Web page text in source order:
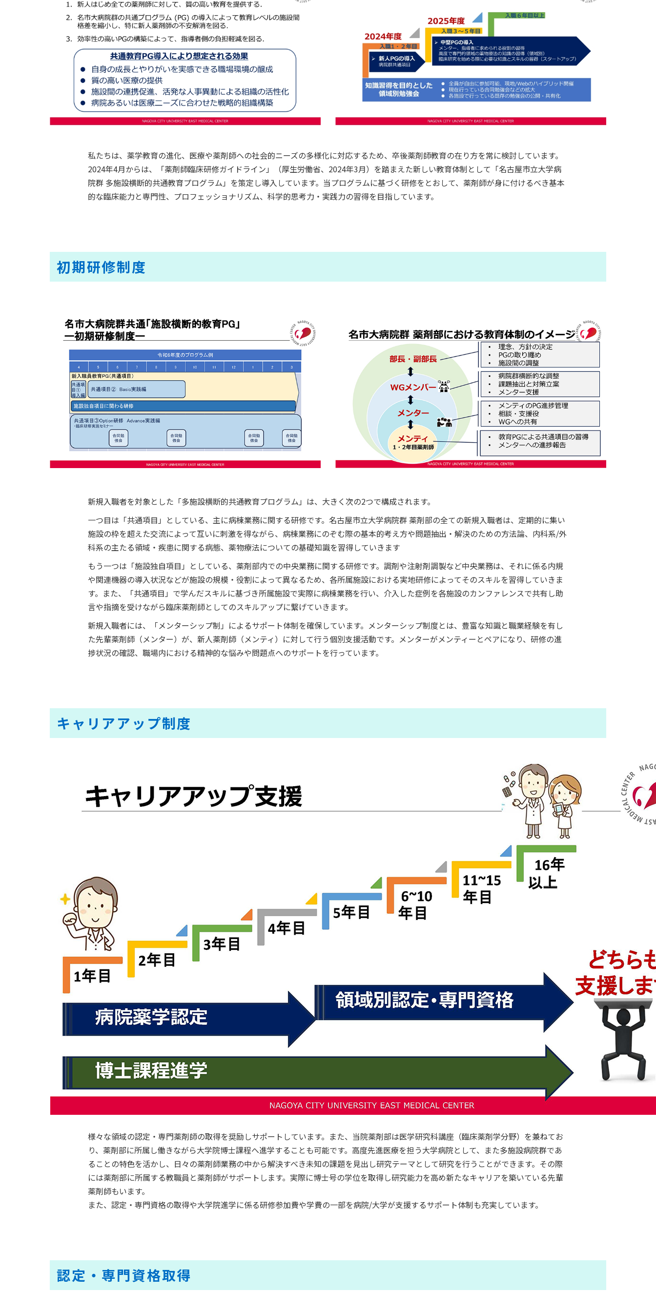
私たちは、薬学教育の進化、医療や薬剤師への社会的ニーズの多様化に対応するため、卒後薬剤師教育の在り方を常に検討しています。
2024年4月からは、「薬剤師臨床研修ガイドライン」（厚生労働省、2024年3月）を踏まえた新しい教育体制として「名古屋市立大学病
院群 多施設横断的共通教育プログラム」を策定し導入しています。当プログラムに基づく研修をとおして、薬剤師が身に付けるべき基本
的な臨床能力と専門性、プロフェッショナリズム、科学的思考力・実践力の習得を目指しています。
初期研修制度
新規入職者を対象とした「多施設横断的共通教育プログラム」は、大きく次の2つで構成されます。
一つ目は「共通項目」としている、主に病棟業務に関する研修です。名古屋市立大学病院群 薬剤部の全ての新規入職者は、定期的に集い
施設の枠を超えた交流によって互いに刺激を得ながら、病棟業務にのぞむ際の基本的考え方や問題抽出・解決のための方法論、内科系/外
科系の主たる領域・疾患に関する病態、薬物療法についての基礎知識を習得していきます
もう一つは「施設独自項目」としている、薬剤部内での中央業務に関する研修です。調剤や注射剤調製など中央業務は、それに係る内規
や関連機器の導入状況などが施設の規模・役割によって異なるため、各所属施設における実地研修によってそのスキルを習得していきま
す。また、「共通項目」で学んだスキルに基づき所属施設で実際に病棟業務を行い、介入した症例を各施設のカンファレンスで共有し助
言や指摘を受けながら臨床薬剤師としてのスキルアップに繋げていきます。
新規入職者には、「メンターシップ制」によるサポート体制を確保しています。メンターシップ制度とは、豊富な知識と職業経験を有し
た先輩薬剤師（メンター）が、新人薬剤師（メンティ）に対して行う個別支援活動です。メンターがメンティーとペアになり、研修の進
捗状況の確認、職場内における精神的な悩みや問題点へのサポートを行っています。
キャリアアップ制度
様々な領域の認定・専門薬剤師の取得を奨励しサポートしています。また、当院薬剤部は医学研究科講座（臨床薬剤学分野）を兼ねてお
り、薬剤部に所属し働きながら大学院博士課程へ進学することも可能です。高度先進医療を担う大学病院として、また多施設病院群であ
ることの特色を活かし、日々の薬剤師業務の中から解決すべき未知の課題を見出し研究テーマとして研究を行うことができます。その際
には薬剤部に所属する教職員と薬剤師がサポートします。実際に博士号の学位を取得し研究能力を高め新たなキャリアを築いている先輩
薬剤師もいます。
また、認定・専門資格の取得や大学院進学に係る研修参加費や学費の一部を病院/大学が支援するサポート体制も充実しています。
認定・専門資格取得